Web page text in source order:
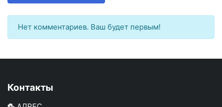
Нет комментариев. Ваш будет первым!
Контакты